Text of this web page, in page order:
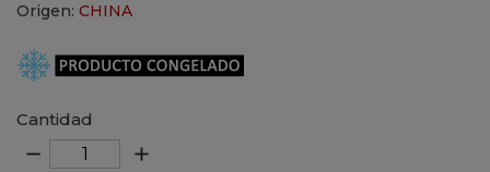
Origen: CHINA
Cantidad
remove add